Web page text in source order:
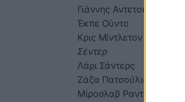
Γιάννης Αντετοκούμπο
Έκπε Ούντο
Κρις Μίντλετον
Σέντερ
Λάρι Σάντερς
Ζάζα Πατσούλια
Μίροσλαβ Ραντούλιτσα